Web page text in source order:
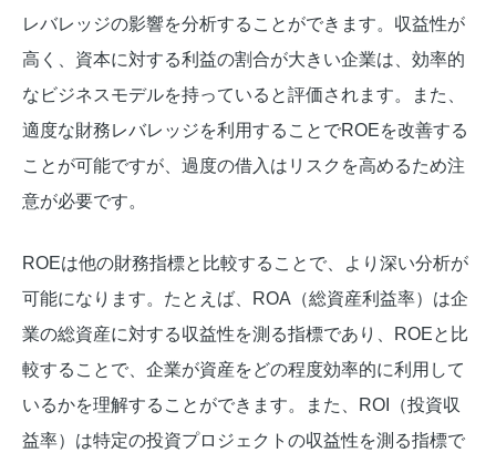
レバレッジの影響を分析することができます。収益性が
高く、資本に対する利益の割合が大きい企業は、効率的
なビジネスモデルを持っていると評価されます。また、
適度な財務レバレッジを利用することでROEを改善する
ことが可能ですが、過度の借入はリスクを高めるため注
意が必要です。
ROEは他の財務指標と比較することで、より深い分析が
可能になります。たとえば、ROA（総資産利益率）は企
業の総資産に対する収益性を測る指標であり、ROEと比
較することで、企業が資産をどの程度効率的に利用して
いるかを理解することができます。また、ROI（投資収
益率）は特定の投資プロジェクトの収益性を測る指標で